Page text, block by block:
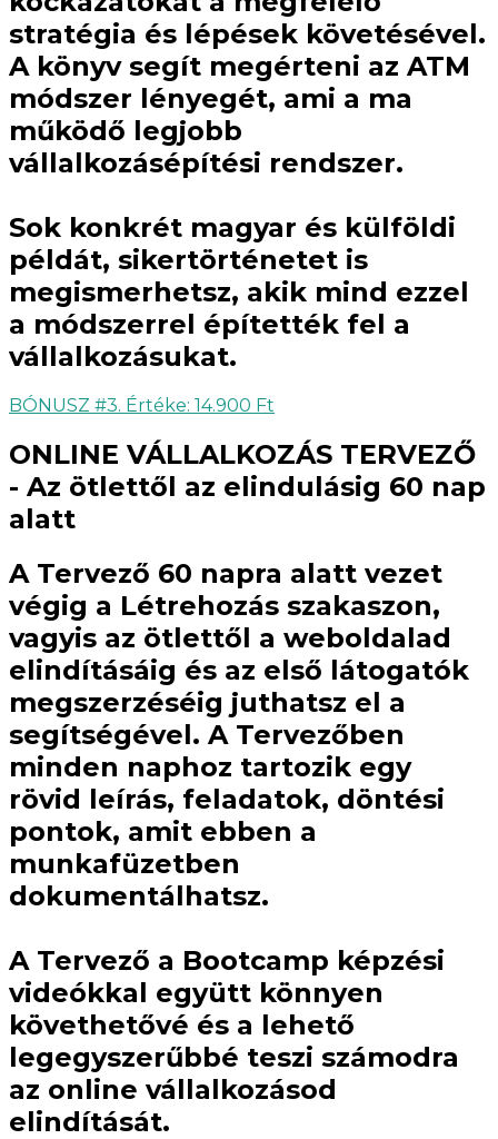
stratégia és lépések követésével.
A könyv segít megérteni az ATM
módszer lényegét, ami a ma
működő legjobb
vállalkozásépítési rendszer.
Sok konkrét magyar és külföldi
példát, sikertörténetet is
megismerhetsz, akik mind ezzel
a módszerrel építették fel a
vállalkozásukat.
BÓNUSZ #3. Értéke: 14.900 Ft
ONLINE VÁLLALKOZÁS TERVEZŐ
- Az ötlettől az elindulásig 60 nap
alatt
A Tervező 60 napra alatt vezet
végig a Létrehozás szakaszon,
vagyis az ötlettől a weboldalad
elindításáig és az első látogatók
megszerzéséig juthatsz el a
segítségével. A Tervezőben
minden naphoz tartozik egy
rövid leírás, feladatok, döntési
pontok, amit ebben a
munkafüzetben
dokumentálhatsz.
A Tervező a Bootcamp képzési
videókkal együtt könnyen
követhetővé és a lehető
legegyszerűbbé teszi számodra
az online vállalkozásod
elindítását.